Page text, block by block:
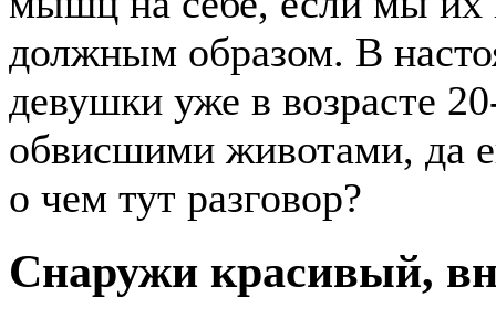
должным образом. В
девушки уже в возрасте
обвисшими животами, да
о чем тут разговор?
Снаружи красивый,